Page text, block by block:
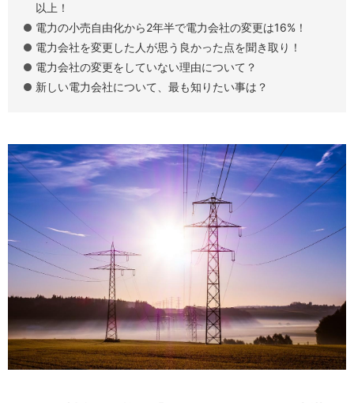
以上！
電力の小売自由化から2年半で電力会社の変更は16%！
電力会社を変更した人が思う良かった点を聞き取り！
電力会社の変更をしていない理由について？
新しい電力会社について、最も知りたい事は？